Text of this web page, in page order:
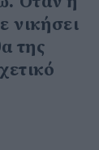
νικήσει
της